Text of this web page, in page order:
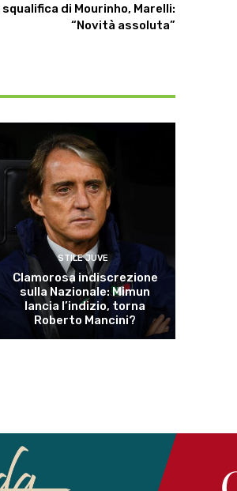
di Mourinho, Marelli:
“Novità assoluta”
STILE JUVE
Clamorosa indiscrezione
sulla Nazionale: Mimun
lancia l’indizio, torna
Roberto Mancini?